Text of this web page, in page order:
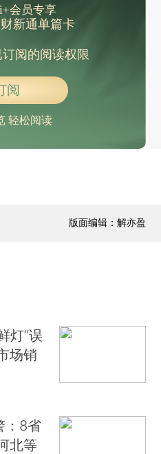
会员专享
新通单篇卡
阅的阅读权限
阅
轻松阅读
版面编辑：解亦盈
灯”误
场销
：8省
北等